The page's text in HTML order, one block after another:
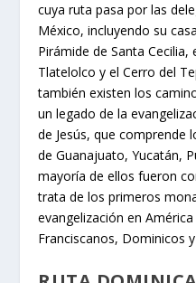
cuya ruta pasa por las
México, incluyendo su
Pirámide de Santa
Tlatelolco y el Cerro del
también existen los
un legado de la
de Jesús, que comprende
de Guanajuato, Yucatán,
mayoría de ellos fueron
trata de los primeros
evangelización en
Franciscanos, Dominicos